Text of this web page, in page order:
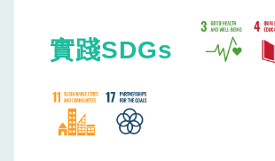
實踐SDGs